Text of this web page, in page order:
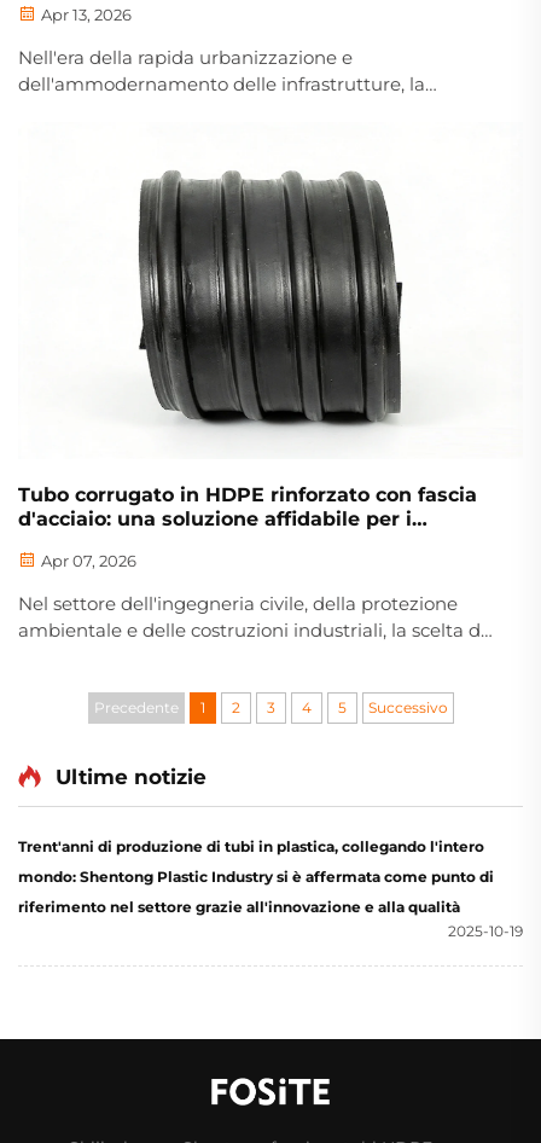
Apr 13, 2026
Nell'era della rapida urbanizzazione e
dell'ammodernamento delle infrastrutture, la
evitare l'impatto dei lavori in superficie, re...
Tubo corrugato in HDPE rinforzato con fascia
d'acciaio: una soluzione affidabile per i
Apr 07, 2026
Nel settore dell'ingegneria civile, della protezione
ambientale e delle costruzioni industriali, la scelta dei
dell'intero sistema. Tra i numerosi prodotti tubieri,
Precedente 1 2 3 4 5 Successivo
Ultime notizie
Trent'anni di produzione di tubi in plastica, collegando l'intero
mondo: Shentong Plastic Industry si è affermata come punto di
riferimento nel settore grazie all'innovazione e alla qualità
2025-10-19